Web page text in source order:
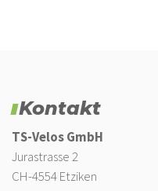
Kontakt
TS-Velos GmbH
Jurastrasse 2
CH-4554 Etziken